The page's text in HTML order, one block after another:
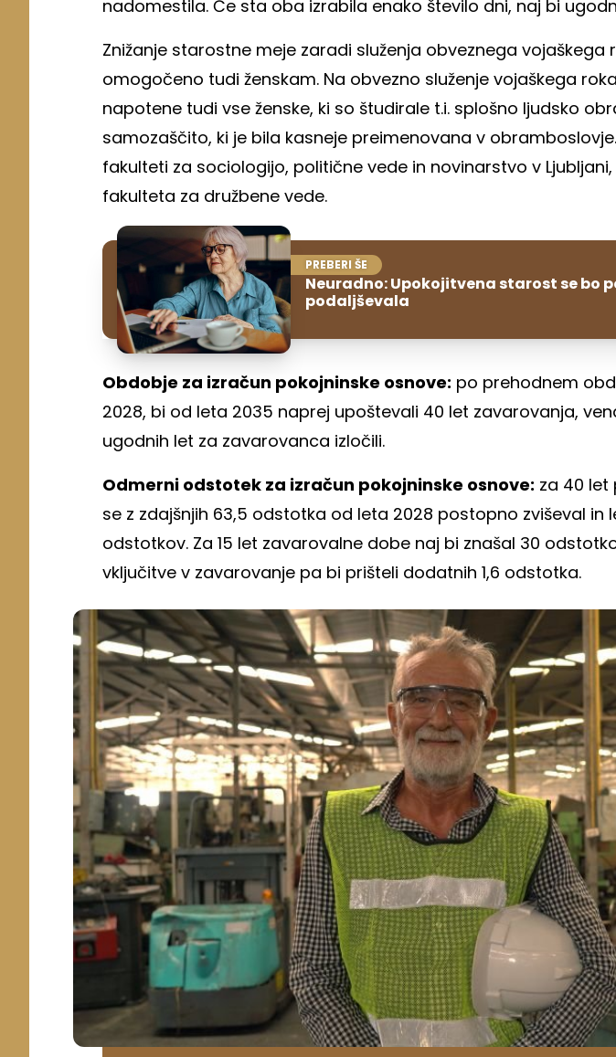
nadomestila. Če sta oba izrabila enako število dni, naj bi
Znižanje starostne meje zaradi služenja obveznega vojaškega
omogočeno tudi ženskam. Na obvezno služenje vojaškega
napotene tudi vse ženske, ki so študirale t.i. splošno ljudsko
samozaščito, ki je bila kasneje preimenovana v
fakulteti za sociologijo, politične vede in novinarstvo v
fakulteta za družbene vede.
PREBERI ŠE
Neuradno: Upokojitvena starost se bo
podaljševala
Obdobje za izračun pokojninske osnove: po prehodnem
2028, bi od leta 2035 naprej upoštevali 40 let zavarovanja,
ugodnih let za zavarovanca izločili.
Odmerni odstotek za izračun pokojninske osnove: za 40 let
se z zdajšnjih 63,5 odstotka od leta 2028 postopno zviševal in
odstotkov. Za 15 let zavarovalne dobe naj bi znašal 30
vključitve v zavarovanje pa bi prišteli dodatnih 1,6 odstotka.